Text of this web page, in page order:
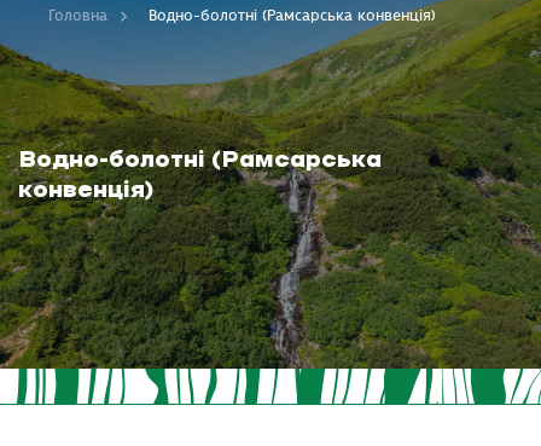
Водно-болотні (Рамсарська
конвенція)
Головна Водно-болотні (Рамсарська конвенція)